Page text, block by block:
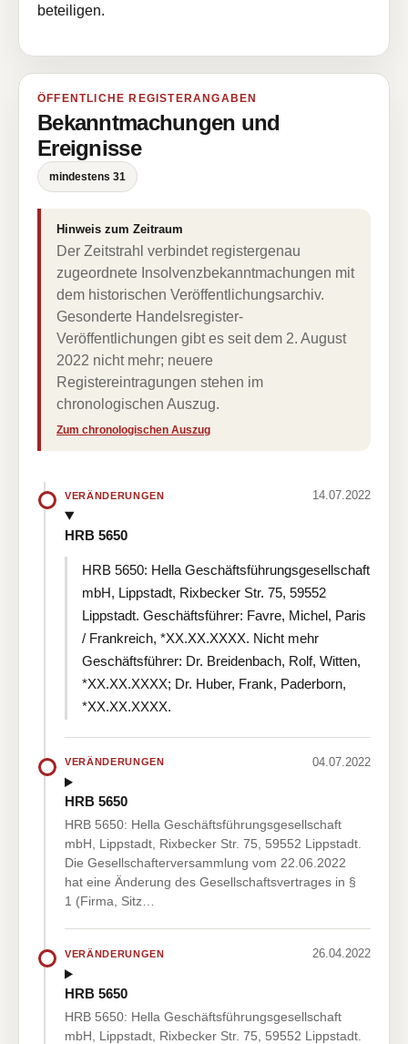
beteiligen.
ÖFFENTLICHE REGISTERANGABEN
Bekanntmachungen und
Ereignisse
mindestens 31
Hinweis zum Zeitraum
Der Zeitstrahl verbindet registergenau
zugeordnete Insolvenzbekanntmachungen mit
dem historischen Veröffentlichungsarchiv.
Gesonderte Handelsregister-
Veröffentlichungen gibt es seit dem 2. August
2022 nicht mehr; neuere
Registereintragungen stehen im
chronologischen Auszug.
Zum chronologischen Auszug
VERÄNDERUNGEN 14.07.2022
HRB 5650
HRB 5650: Hella Geschäftsführungsgesellschaft
mbH, Lippstadt, Rixbecker Str. 75, 59552
Lippstadt. Geschäftsführer: Favre, Michel, Paris
/ Frankreich, *XX.XX.XXXX. Nicht mehr
Geschäftsführer: Dr. Breidenbach, Rolf, Witten,
*XX.XX.XXXX; Dr. Huber, Frank, Paderborn,
*XX.XX.XXXX.
VERÄNDERUNGEN 04.07.2022
HRB 5650
HRB 5650: Hella Geschäftsführungsgesellschaft
mbH, Lippstadt, Rixbecker Str. 75, 59552 Lippstadt.
Die Gesellschafterversammlung vom 22.06.2022
hat eine Änderung des Gesellschaftsvertrages in §
1 (Firma, Sitz…
VERÄNDERUNGEN 26.04.2022
HRB 5650
HRB 5650: Hella Geschäftsführungsgesellschaft
mbH, Lippstadt, Rixbecker Str. 75, 59552 Lippstadt.